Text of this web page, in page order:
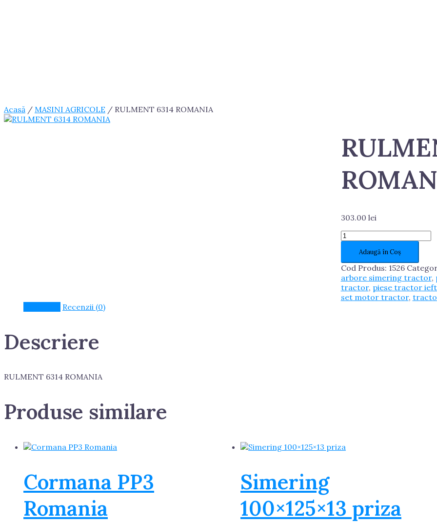
Acasă / MASINI AGRICOLE / RULMENT 6314 ROMANIA
303.00 lei
Cantitate
RULMENT
ROMANIA
Adaugă în Coș
Cod Produs: 1526
arbore simering tractor,
tractor, piese tractor
set motor tractor,
Recenzii (0)
Descriere
RULMENT 6314 ROMANIA
Produse similare
Cormana PP3
Romania
Simering
100×125×13 priza